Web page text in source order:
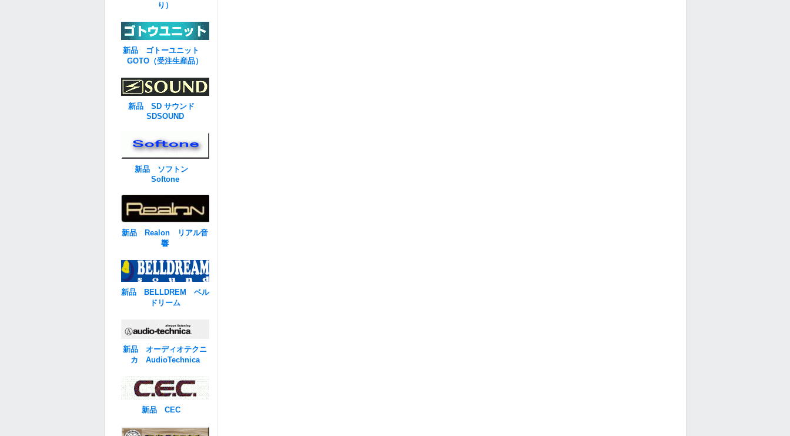
り）
新品 ゴトーユニット
GOTO（受注生産品）
新品 SD サウンド
SDSOUND
新品 ソフトン
Softone
新品 Realon リアル音
響
新品 BELLDREM ベル
ドリーム
新品 オーディオテクニ
カ AudioTechnica
新品 CEC